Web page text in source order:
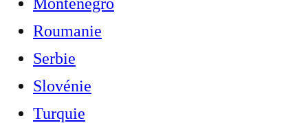
Roumanie
Serbie
Slovénie
Turquie